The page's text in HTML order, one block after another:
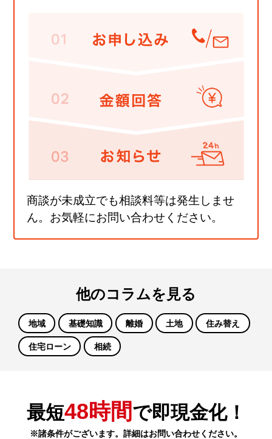
商談が未成立でも相談料等は発生しませ
ん。お気軽にお問い合わせください。
他のコラムを見る
地域 基礎知識 離婚 土地 住み替え
住宅ローン 相続
最短48時間で即現金化！
※諸条件がございます。詳細はお問い合わせください。